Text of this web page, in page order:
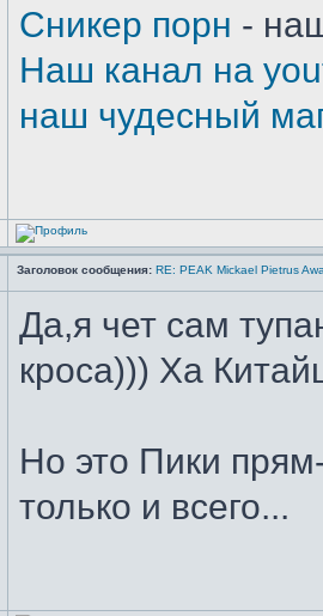
Сникер порн -
Наш канал на
наш чудесный
Заголовок сообщения: RE: PEAK Mickael Pietrus
Да,я чет сам
кроса))) Ха
Но это Пики
только и всего...